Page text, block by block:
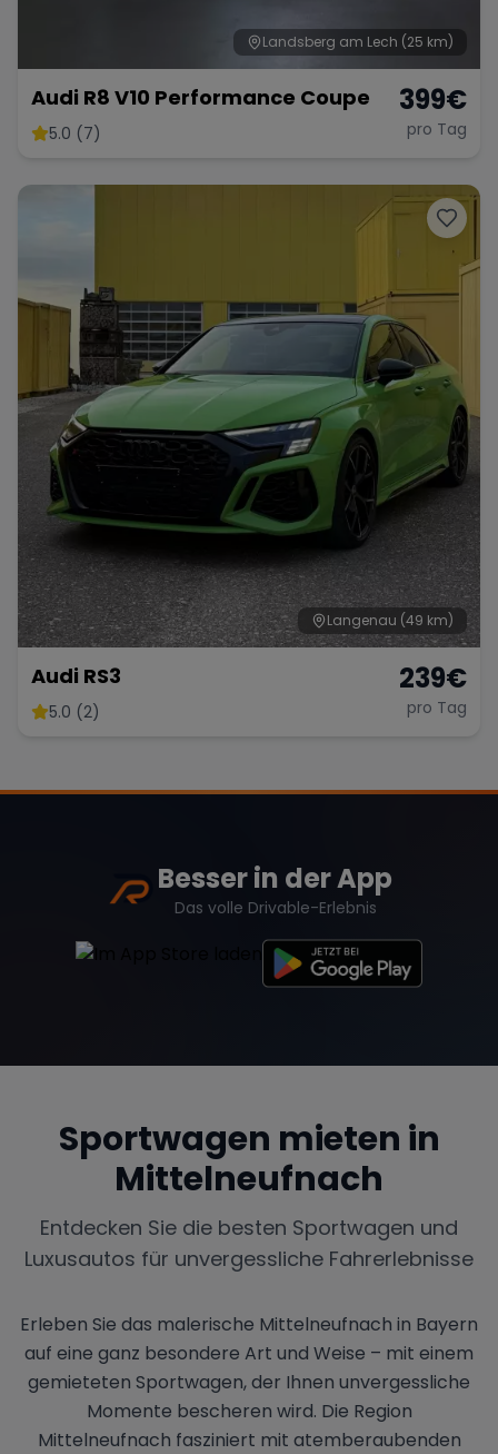
Landsberg am Lech (25 km)
Audi R8 V10 Performance Coupe
5.0 (7)
399€
pro Tag
Langenau (49 km)
Audi RS3
5.0 (2)
239€
pro Tag
Besser in der App
Das volle Drivable-Erlebnis
Sportwagen mieten in
Mittelneufnach
Entdecken Sie die besten Sportwagen und
Luxusautos für unvergessliche Fahrerlebnisse
Erleben Sie das malerische Mittelneufnach in Bayern
auf eine ganz besondere Art und Weise – mit einem
gemieteten Sportwagen, der Ihnen unvergessliche
Momente bescheren wird. Die Region
Mittelneufnach fasziniert mit atemberaubenden